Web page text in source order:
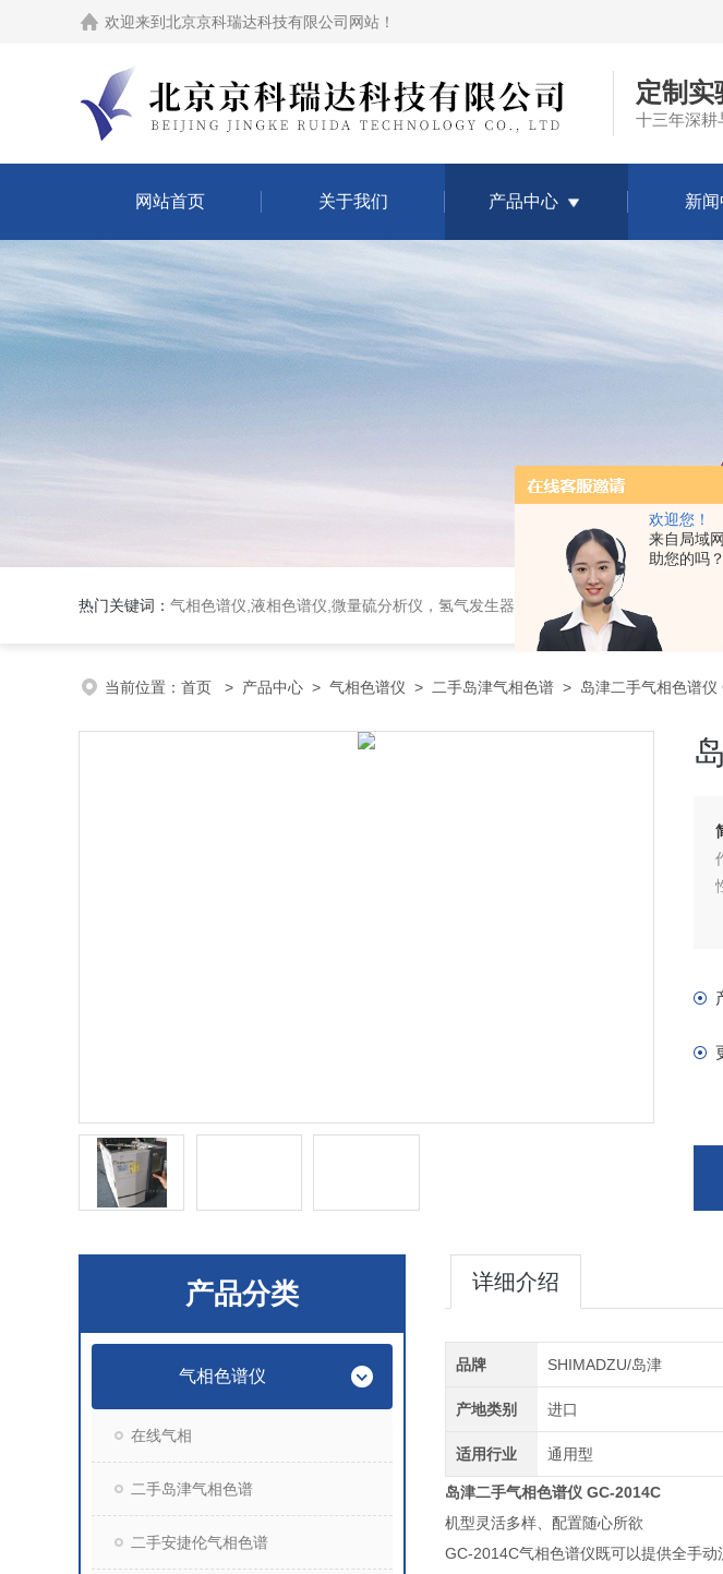
欢迎您！
来自局域
助您的吗？
欢迎来到 北京京科瑞达科技有限公司网站 ！
定制实
十三年深耕
网站首页 关于我们 产品中心 新
热门关键词： 气相色谱仪,液相色谱仪,微量硫分析仪，氢气发生器，氮气发生器，空气发生器，色谱耗件（N2000色谱工作站，色谱柱、阀件、进样器、色谱担体），顶空进样器，热解析仪，紫外分光光度计，
当前位置： 首页 > 产品中心 > 气相色谱仪 > 二手岛津气相色谱 > 岛津二手气相色谱仪
产品分类
气相色谱仪
在线气相
二手岛津气相色谱
二手安捷伦气相色谱
详细介绍
品牌 SHIMADZU/岛津
产地类别 进口
适用行业 通用型
岛津二手气相色谱仪 GC-2014C
机型灵活多样、配置随心所欲
GC-2014C气相色谱仪既可以提供全手动